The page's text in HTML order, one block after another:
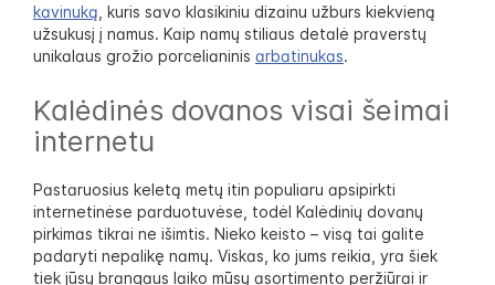
kavinuką , kuris savo klasikiniu dizainu užburs kiekvieną
užsukusį į namus. Kaip namų stiliaus detalė praverstų
unikalaus grožio porcelianinis arbatinukas.
Kalėdinės dovanos visai šeimai
internetu
Pastaruosius keletą metų itin populiaru apsipirkti
internetinėse parduotuvėse, todėl Kalėdinių dovanų
pirkimas tikrai ne išimtis. Nieko keisto – visą tai galite
padaryti nepalikę namų. Viskas, ko jums reikia, yra šiek
tiek jūsų brangaus laiko mūsų asortimento peržiūrai ir